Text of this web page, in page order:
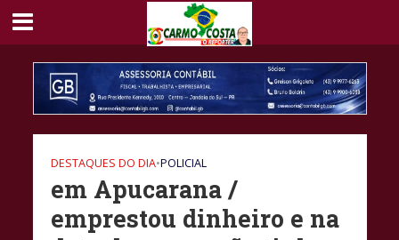
DESTAQUES DO DIA•POLICIAL
em Apucarana /
emprestou dinheiro e na